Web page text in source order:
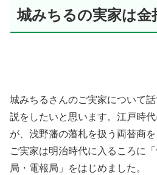
城みちるの実家は金
城みちるさんのご実家について
説をしたいと思います。江戸時
が、浅野藩の藩札を扱う両替商
ご実家は明治時代に入るころに
局・電報局」をはじめました。